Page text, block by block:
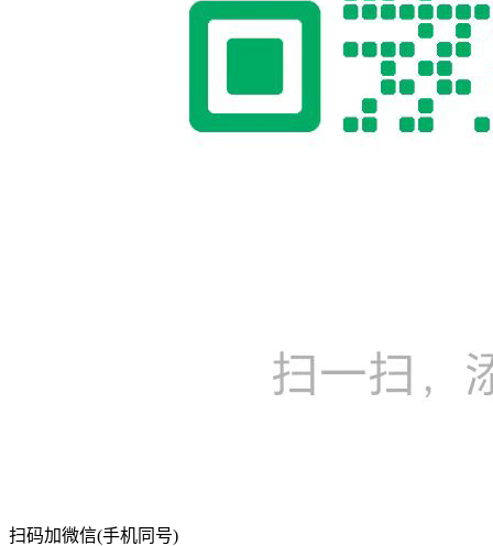
扫码加微信(手机同号)